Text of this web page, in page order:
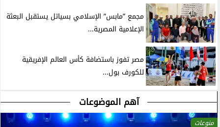
مجمع ”مابس” الإسلامي بسياتل يستقبل البعثة
الإعلامية المصرية...
مصر تفوز باستضافة كأس العالم الإفريقية
للكورف بول...
آهم الموضوعات
منوعات